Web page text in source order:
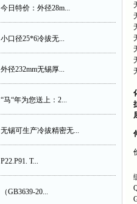
今日特价：外径28m...
小口径25*6冷拔无...
外径232mm无锡厚...
“马“年为您送上：2...
无锡可生产冷拔精密无...
P22.P91. T...
（GB3639-20...